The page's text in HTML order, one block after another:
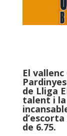
El
Pardinyes
de Lliga
talent i
de 6.75.